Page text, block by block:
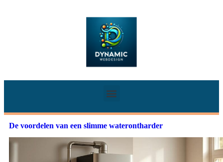
De voordelen van een slimme waterontharder